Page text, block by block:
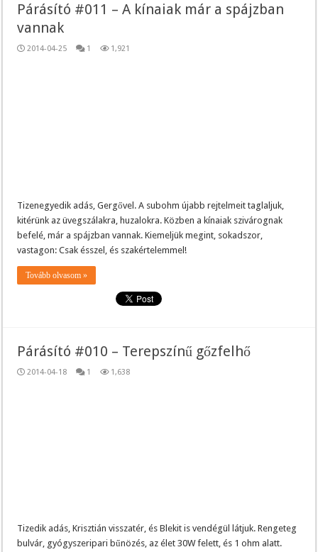
Párásító #011 – A kínaiak már a spájzban
vannak
2014-04-25 1 1,921
Tizenegyedik adás, Gergővel. A subohm újabb rejtelmeit taglaljuk,
kitérünk az üvegszálakra, huzalokra. Közben a kínaiak szivárognak
befelé, már a spájzban vannak. Kiemeljük megint, sokadszor,
vastagon: Csak ésszel, és szakértelemmel!
Tovább olvasom »
Párásító #010 – Terepszínű gőzfelhő
2014-04-18 1 1,638
Tizedik adás, Krisztián visszatér, és Blekit is vendégül látjuk. Rengeteg
bulvár, gyógyszeripari bűnözés, az élet 30W felett, és 1 ohm alatt.